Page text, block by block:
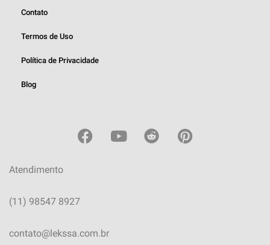
Contato
Termos de Uso
Política de Privacidade
Blog
Atendimento
(11) 98547 8927
contato@lekssa.com.br